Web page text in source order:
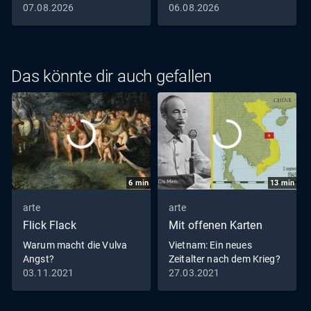
mit einer Privatfirma zusammen, die die Hagelgefahren
mindestens zehn Kilometer Abstand zu umgehen, fliegt er
fast täglich extrem nah an sie heran – und riskiert dabei
sein Leben: "Wir müssen etwas zu essen haben und
deshalb die Bauern schützen", so Yordan und startet seine
Maschine.
07.08.2026 06.08.2026
Das könnte dir auch gefallen
6 min
arte
Flick Flack
Warum macht die Vulva
Angst?
03.11.2021
13min
arte
Mit offenen Karten
Vietnam: Ein neues
Zeitalter nach dem Krieg?
27.03.2021